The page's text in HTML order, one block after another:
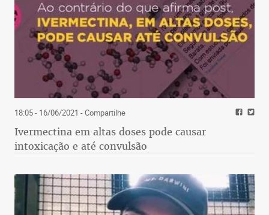
18:05 - 16/06/2021 - Compartilhe
Ivermectina em altas doses pode causar
intoxicação e até convulsão